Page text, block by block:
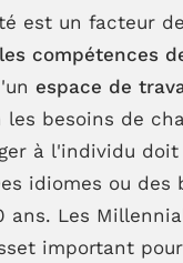
est un facteur
compétences
espace de
les besoins de
à l'individu
idiomes ou
ans. Les
important